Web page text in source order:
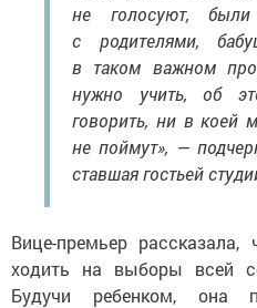
не голосуют,
с родителями,
в таком важном
нужно учить, об
говорить, ни в коей
не поймут», —
ставшая гостьей
Вице-премьер
ходить на выборы всей
Будучи ребенком, она